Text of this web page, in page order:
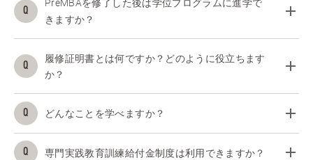
PreMBAを修了した後は学位プログラムに進学で
きますか？
履修証明書とは何ですか？どのように役立ちます
か？
どんなことを学べますか？
専門実践教育訓練給付金制度は利用できますか？